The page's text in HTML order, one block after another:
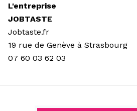
L'entreprise
JOBTASTE
Jobtaste.fr
19 rue de Genève à Strasbourg
07 60 03 62 03